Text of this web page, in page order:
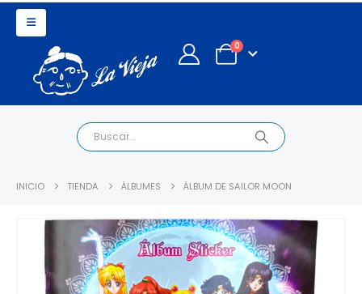
0
INICIO TIENDA ÁLBUMES ÁLBUM DE SAILOR MOON